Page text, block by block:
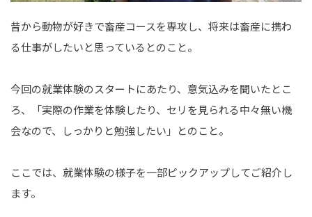
昔から動物が好きで畜産コースを専攻し、将来は畜産に携わ
る仕事がしたいと思っているとのこと。
今回の就業体験のスタートにあたり、意気込みを聞いたとこ
ろ、「実際の作業を体験したり、セリを見られる中々無い機
会なので、しっかりと勉強したい」とのこと。
ここでは、就業体験の様子を一部ピックアップしてご紹介し
ます。